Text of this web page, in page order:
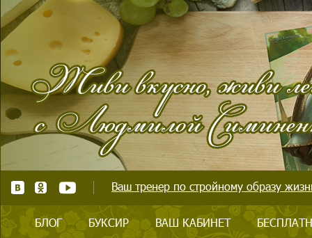
Ваш тренер по стройному образу
БЛОГ БУКСИР ВАШ КАБИНЕТ